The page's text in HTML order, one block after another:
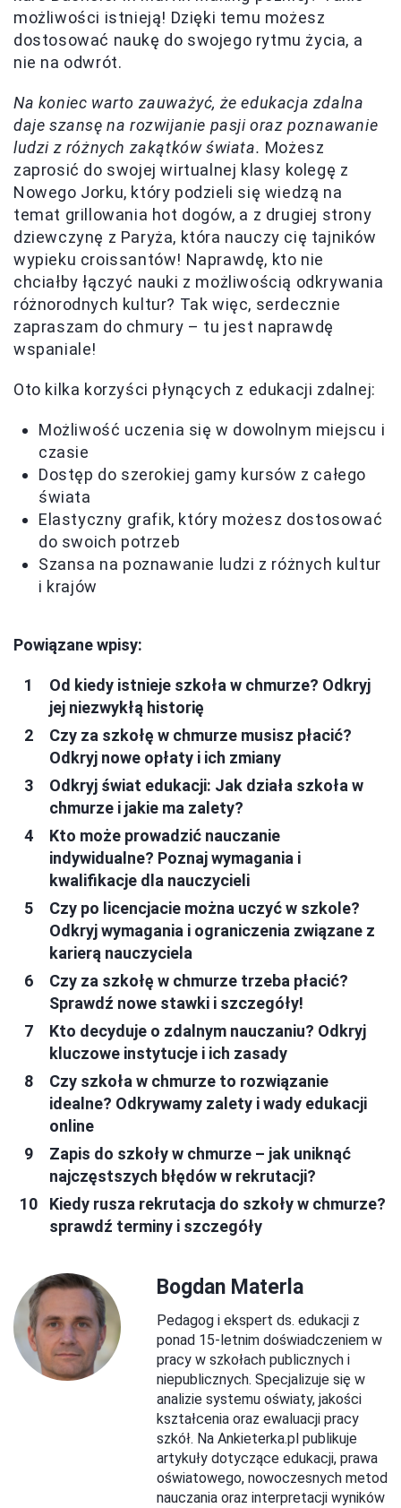
możliwości istnieją! Dzięki temu możesz
dostosować naukę do swojego rytmu życia, a
nie na odwrót.
Na koniec warto zauważyć, że edukacja zdalna
daje szansę na rozwijanie pasji oraz poznawanie
ludzi z różnych zakątków świata. Możesz
zaprosić do swojej wirtualnej klasy kolegę z
Nowego Jorku, który podzieli się wiedzą na
temat grillowania hot dogów, a z drugiej strony
dziewczynę z Paryża, która nauczy cię tajników
wypieku croissantów! Naprawdę, kto nie
chciałby łączyć nauki z możliwością odkrywania
różnorodnych kultur? Tak więc, serdecznie
zapraszam do chmury – tu jest naprawdę
wspaniale!
Oto kilka korzyści płynących z edukacji zdalnej:
Możliwość uczenia się w dowolnym miejscu i
czasie
Dostęp do szerokiej gamy kursów z całego
świata
Elastyczny grafik, który możesz dostosować
do swoich potrzeb
Szansa na poznawanie ludzi z różnych kultur
i krajów
Powiązane wpisy:
Od kiedy istnieje szkoła w chmurze? Odkryj
jej niezwykłą historię
Czy za szkołę w chmurze musisz płacić?
Odkryj nowe opłaty i ich zmiany
Odkryj świat edukacji: Jak działa szkoła w
chmurze i jakie ma zalety?
Kto może prowadzić nauczanie
indywidualne? Poznaj wymagania i
kwalifikacje dla nauczycieli
Czy po licencjacie można uczyć w szkole?
Odkryj wymagania i ograniczenia związane z
karierą nauczyciela
Czy za szkołę w chmurze trzeba płacić?
Sprawdź nowe stawki i szczegóły!
Kto decyduje o zdalnym nauczaniu? Odkryj
kluczowe instytucje i ich zasady
Czy szkoła w chmurze to rozwiązanie
idealne? Odkrywamy zalety i wady edukacji
online
Zapis do szkoły w chmurze – jak uniknąć
najczęstszych błędów w rekrutacji?
Kiedy rusza rekrutacja do szkoły w chmurze?
sprawdź terminy i szczegóły
Bogdan Materla
Pedagog i ekspert ds. edukacji z
ponad 15-letnim doświadczeniem w
pracy w szkołach publicznych i
niepublicznych. Specjalizuje się w
analizie systemu oświaty, jakości
kształcenia oraz ewaluacji pracy
szkół. Na Ankieterka.pl publikuje
artykuły dotyczące edukacji, prawa
oświatowego, nowoczesnych metod
nauczania oraz interpretacji wyników